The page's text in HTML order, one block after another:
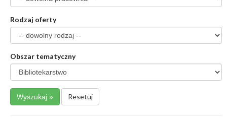
Rodzaj oferty
Obszar tematyczny
Resetuj